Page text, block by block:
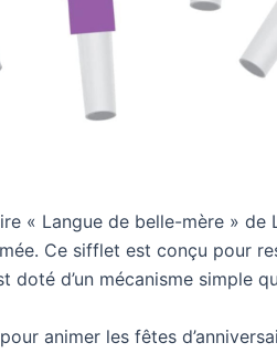
« Langue de belle-mère »
Ce sifflet est conçu pour
doté d’un mécanisme simple
animer les fêtes